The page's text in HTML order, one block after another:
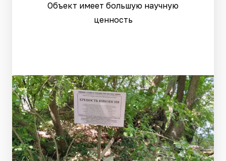
Объект имеет большую научную
ценность